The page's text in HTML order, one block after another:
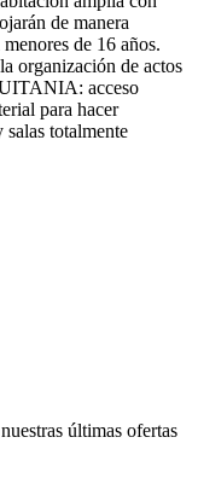
de manera
de 16 años.
organización de actos
acceso
para hacer
salas totalmente
últimas ofertas